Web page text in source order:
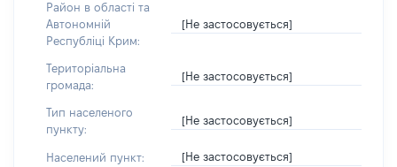
Район в області та
Автономній
Республіці Крим:
[Не застосовується]
Територіальна
громада:
[Не застосовується]
Тип населеного
пункту:
[Не застосовується]
Населений пункт: [Не застосовується]